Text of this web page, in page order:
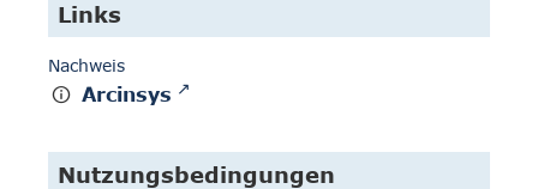
Links
Nachweis
Arcinsys
Nutzungsbedingungen